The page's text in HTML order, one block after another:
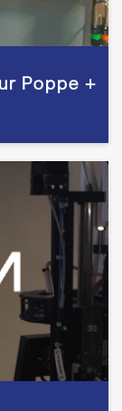
Poppe +